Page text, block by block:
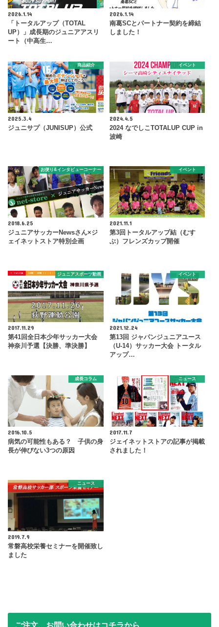
2026.1.14
「トータルアップ（TOTAL
UP）」成長期のジュニアアスリ
ート（中高生…
2026.1.14
南葛SCとパートナー契約を締結
しました！
商品紹介
2025.3.4
ジュニサプ（JUNISUP）公式
イベント
2024.4.5
2024 なでしこTOTALUP CUP in
波崎
お便り&インタビューコーナー
2018.6.25
ジュニアサッカーNewsさん×ジ
ェイネットストア特別企画
イベント
2021.11.1
第3回トータルアップ結（むす
ぶ）フレンズカップ開催
ジュニアスポーツ動画
2017.11.29
第41回全日本少年サッカー大会
神奈川予選【決勝、準決勝】
イベント
2021.12.24
第13回 ジャパンジュニアユース
（U-14）サッカー大会 トータル
アップ…
成長コラム
2016.10.5
病気の可能性もある？ 子供の身
長が伸びない3つの原因
ニュース
2017.11.7
ジェイネットストアの記事が掲載
されました！
ニュース
2019.7.9
常磐高校栄養セミナーを開催致し
ました
ご注文、お問い合わせはコチラから